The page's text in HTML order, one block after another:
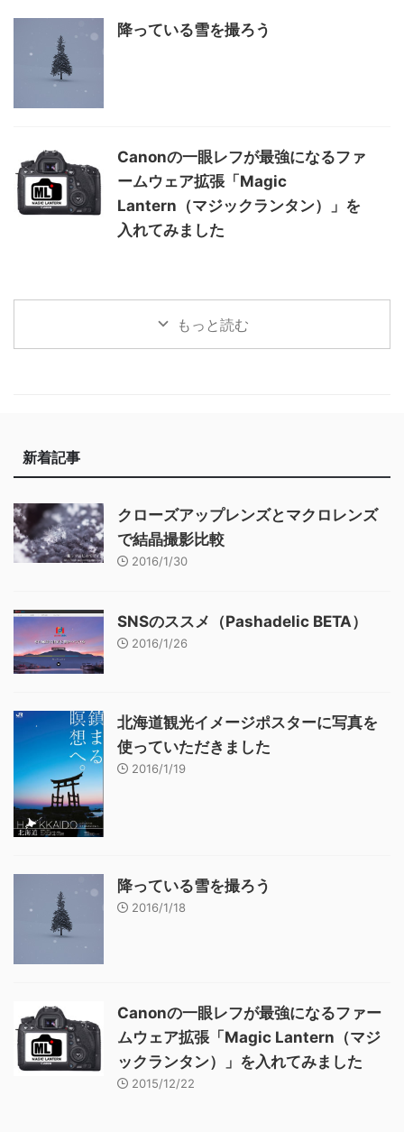
降っている雪を撮ろう
Canonの一眼レフが最強になるファ
ームウェア拡張「Magic
Lantern（マジックランタン）」を
入れてみました
もっと読む
新着記事
クローズアップレンズとマクロレンズ
で結晶撮影比較
2016/1/30
SNSのススメ（Pashadelic BETA）
2016/1/26
北海道観光イメージポスターに写真を
使っていただきました
2016/1/19
降っている雪を撮ろう
2016/1/18
Canonの一眼レフが最強になるファー
ムウェア拡張「Magic Lantern（マジ
ックランタン）」を入れてみました
2015/12/22